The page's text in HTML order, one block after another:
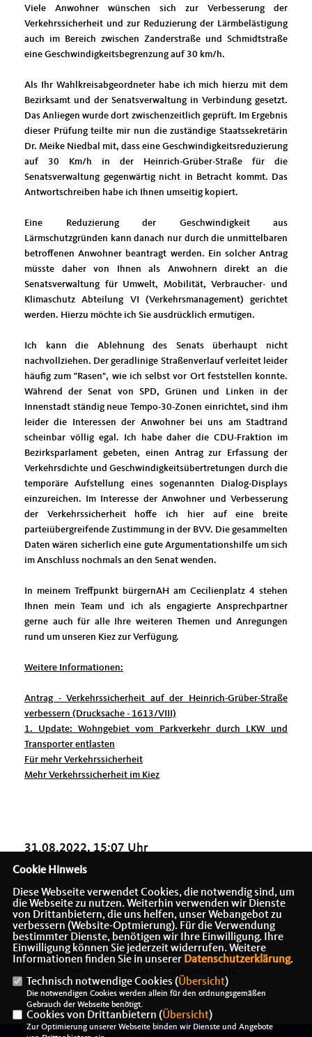
Viele Anwohner wünschen sich zur Verbesserung der
Verkehrssicherheit und zur Reduzierung der Lärmbelästigung
auch im Bereich zwischen Zanderstraße und Schmidtstraße
eine Geschwindigkeitsbegrenzung auf 30 km/h.
Als Ihr Wahlkreisabgeordneter habe ich mich hierzu mit dem
Bezirksamt und der Senatsverwaltung in Verbindung gesetzt.
Das Anliegen wurde dort zwischenzeitlich geprüft. Im Ergebnis
dieser Prüfung teilte mir nun die zuständige Staatssekretärin
Dr. Meike Niedbal mit, dass eine Geschwindigkeitsreduzierung
auf 30 Km/h in der Heinrich-Grüber-Straße für die
Senatsverwaltung gegenwärtig nicht in Betracht kommt. Das
Antwortschreiben habe ich Ihnen umseitig kopiert.
Eine Reduzierung der Geschwindigkeit aus
Lärmschutzgründen kann danach nur durch die unmittelbaren
betroffenen Anwohner beantragt werden. Ein solcher Antrag
müsste daher von Ihnen als Anwohnern direkt an die
Senatsverwaltung für Umwelt, Mobilität, Verbraucher- und
Klimaschutz Abteilung VI (Verkehrsmanagement) gerichtet
werden. Hierzu möchte ich Sie ausdrücklich ermutigen.
Ich kann die Ablehnung des Senats überhaupt nicht
nachvollziehen. Der geradlinige Straßenverlauf verleitet leider
häufig zum "Rasen", wie ich selbst vor Ort feststellen konnte.
Während der Senat von SPD, Grünen und Linken in der
Innenstadt ständig neue Tempo-30-Zonen einrichtet, sind ihm
leider die Interessen der Anwohner bei uns am Stadtrand
scheinbar völlig egal. Ich habe daher die CDU-Fraktion im
Bezirksparlament gebeten, einen Antrag zur Erfassung der
Verkehrsdichte und Geschwindigkeitsübertretungen durch die
temporäre Aufstellung eines sogenannten Dialog-Displays
einzureichen. Im Interesse der Anwohner und Verbesserung
der Verkehrssicherheit hoffe ich hier auf eine breite
parteiübergreifende Zustimmung in der BVV. Die gesammelten
Daten wären sicherlich eine gute Argumentationshilfe um sich
im Anschluss nochmals an den Senat wenden.
In meinem Treffpunkt bürgernAH am Cecilienplatz 4 stehen
Ihnen mein Team und ich als engagierte Ansprechpartner
gerne auch für alle Ihre weiteren Themen und Anregungen
rund um unseren Kiez zur Verfügung.
Weitere Informationen:
Antrag - Verkehrssicherheit auf der Heinrich-Grüber-Straße
verbessern (Drucksache - 1613/VIII)
1. Update: Wohngebiet vom Parkverkehr durch LKW und
Transporter entlasten
Für mehr Verkehrssicherheit
Mehr Verkehrssicherheit im Kiez
31.08.2022, 15:07 Uhr
KONTAKT
@2026 Alexander J. Herrmann -
Cookie Hinweis
Diese Webseite verwendet Cookies, die notwendig sind, um
die Webseite zu nutzen. Weiterhin verwenden wir Dienste
von Drittanbietern, die uns helfen, unser Webangebot zu
verbessern (Website-Optmierung). Für die Verwendung
bestimmter Dienste, benötigen wir Ihre Einwilligung. Ihre
Einwilligung können Sie jederzeit widerrufen. Weitere
Informationen finden Sie in unserer Datenschutzerklärung.
Technisch notwendige Cookies (Übersicht)
Die notwendigen Cookies werden allein für den ordnungsgemäßen
Gebrauch der Webseite benötigt.
Cookies von Drittanbietern (Übersicht)
Zur Optimierung unserer Webseite binden wir Dienste und Angebote